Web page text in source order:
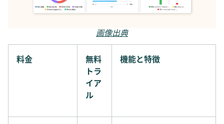
画像出典
料金
無料
トラ
イア
ル
機能と特徴